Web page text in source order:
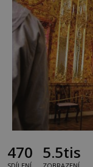
470 5.5tis